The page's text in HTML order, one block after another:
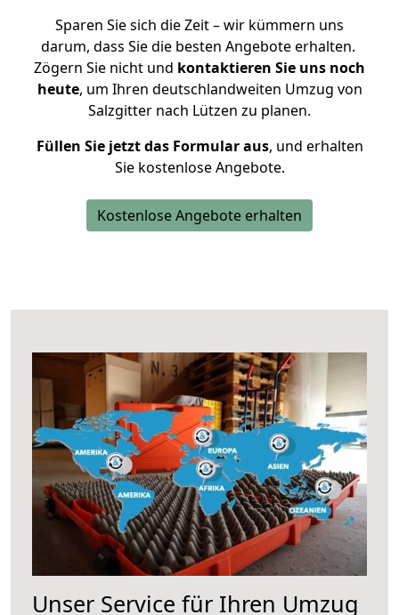
Sparen Sie sich die Zeit – wir kümmern uns
darum, dass Sie die besten Angebote erhalten.
Zögern Sie nicht und kontaktieren Sie uns noch
heute, um Ihren deutschlandweiten Umzug von
Salzgitter nach Lützen zu planen.
Füllen Sie jetzt das Formular aus, und erhalten
Sie kostenlose Angebote.
Kostenlose Angebote erhalten
Unser Service für Ihren Umzug